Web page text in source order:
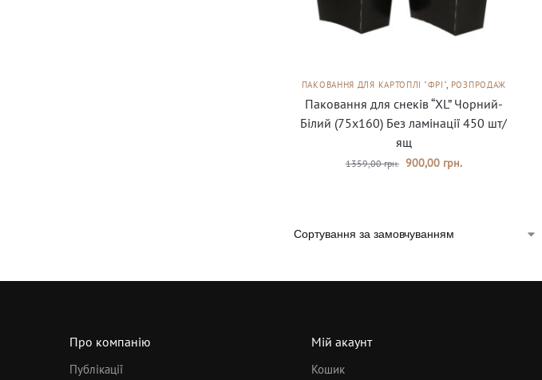
ПАКОВАННЯ ДЛЯ КАРТОПЛІ "ФРІ", РОЗПРОДАЖ
Паковання для снеків “XL” Чорний-
Білий (75х160) Без ламінації 450 шт/
ящ
1359,00грн. 900,00 грн.
Про компанію
Публікації
Мій акаунт
Кошик